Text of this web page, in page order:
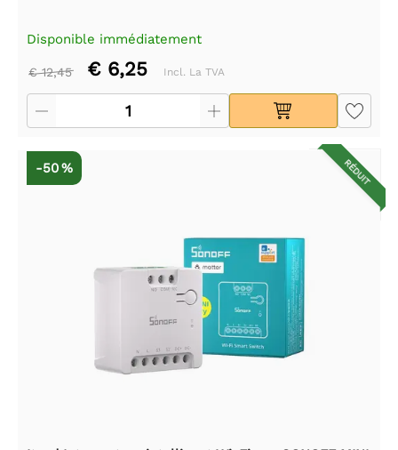
Disponible immédiatement
€ 12,45 € 6,25 Incl. La TVA
RÉDUIT
-50 %